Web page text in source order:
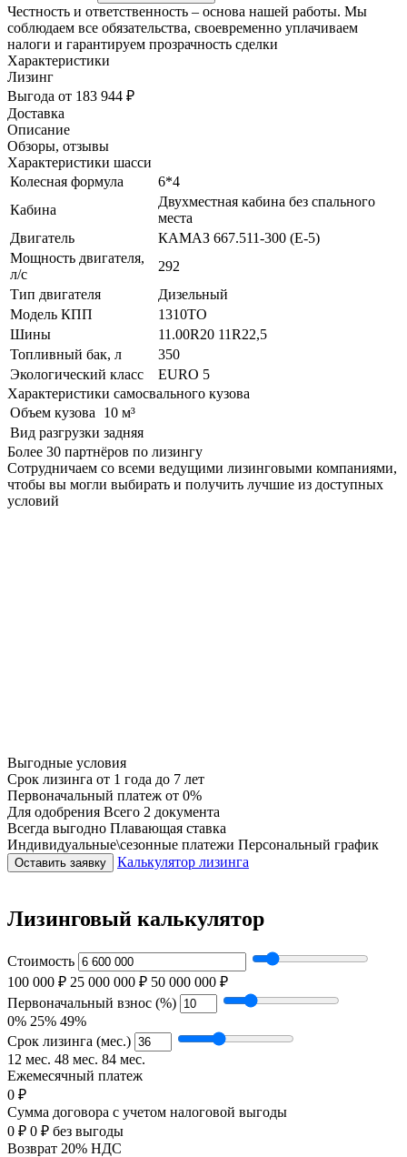
Честность и ответственность – основа нашей работы. Мы
соблюдаем все обязательства, своевременно уплачиваем
налоги и гарантируем прозрачность сделки
Характеристики
Лизинг
Выгода от 183 944 ₽
Доставка
Описание
Обзоры, отзывы
Характеристики шасси
Колесная формула
6*4
Кабина
Двухместная кабина без спального
места
Двигатель
КАМАЗ 667.511-300 (Е-5)
Мощность двигателя,
л/с
292
Тип двигателя
Дизельный
Модель КПП
1310ТО
Шины
11.00R20 11R22,5
Топливный бак, л
350
Экологический класс
EURO 5
Характеристики самосвального кузова
Объем кузова
10 м³
Вид разгрузки задняя
Более 30 партнёров по лизингу
Сотрудничаем со всеми ведущими лизинговыми компаниями,
чтобы вы могли выбирать и получить лучшие из доступных
условий
Выгодные условия
Срок лизинга от 1 года до 7 лет
Первоначальный платеж от 0%
Для одобрения Всего 2 документа
Всегда выгодно Плавающая ставка
Индивидуальные\сезонные платежи Персональный график
Оставить заявку Калькулятор лизинга
Лизинговый калькулятор
Стоимость
100 000 ₽ 25 000 000 ₽ 50 000 000 ₽
Первоначальный взнос (%)
0% 25% 49%
Срок лизинга (мес.)
12 мес. 48 мес. 84 мес.
Ежемесячный платеж
0 ₽
Сумма договора с учетом налоговой выгоды
0 ₽ 0 ₽ без выгоды
Возврат 20% НДС